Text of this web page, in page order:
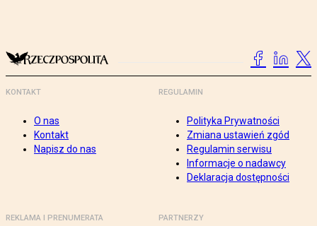
KONTAKT
O nas
Kontakt
Napisz do nas
REGULAMIN
Polityka Prywatności
Zmiana ustawień zgód
Regulamin serwisu
Informacje o nadawcy
Deklaracja dostępności
REKLAMA I PRENUMERATA PARTNERZY